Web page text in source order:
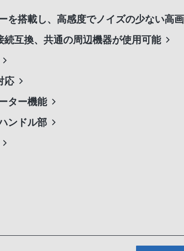
を搭載し、高感度でノイズの少ない高
続互換、共通の周辺機器が使用可能
応
ター機能
ンドル部